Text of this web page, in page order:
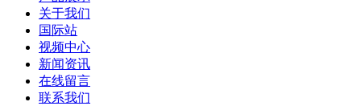
关于我们
国际站
视频中心
新闻资讯
在线留言
联系我们